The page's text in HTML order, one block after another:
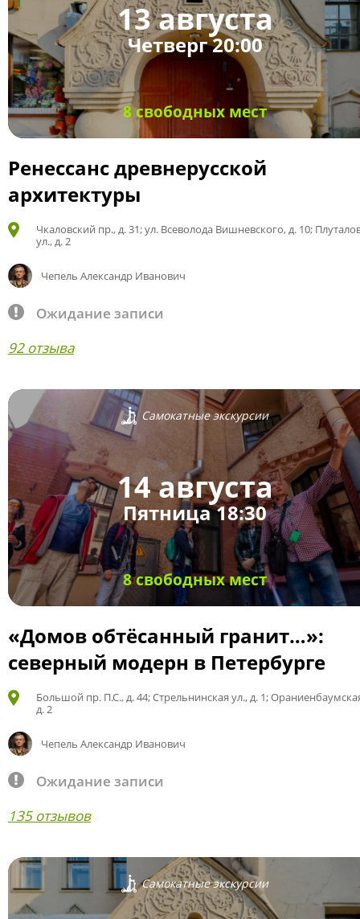
13 августа
Четверг 20:00
8 свободных мест
Ренессанс древнерусской
архитектуры
Чкаловский пр., д. 31; ул. Всеволода Вишневского, д. 10;
ул., д. 2
Чепель Александр Иванович
Ожидание записи
92 отзыва
Самокатные экскурсии
14 августа
Пятница 18:30
8 свободных мест
«Домов обтёсанный гранит…»:
северный модерн в Петербурге
Большой пр. П.С., д. 44; Стрельнинская ул., д. 1;
д. 2
Чепель Александр Иванович
Ожидание записи
135 отзывов
Самокатные экскурсии